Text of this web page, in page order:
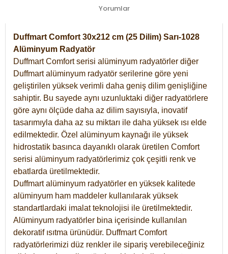
Yorumlar
Duffmart Comfort 30x212 cm (25 Dilim) Sarı-1028
Alüminyum Radyatör
Duffmart Comfort serisi alüminyum radyatörler diğer
Duffmart alüminyum radyatör serilerine göre yeni
geliştirilen yüksek verimli daha geniş dilim genişliğine
sahiptir. Bu sayede aynı uzunluktaki diğer radyatörlere
göre aynı ölçüde daha az dilim sayısıyla, inovatif
tasarımıyla daha az su miktarı ile daha yüksek ısı elde
edilmektedir. Özel alüminyum kaynağı ile yüksek
hidrostatik basınca dayanıklı olarak üretilen Comfort
serisi alüminyum radyatörlerimiz çok çeşitli renk ve
ebatlarda üretilmektedir.
Duffmart alüminyum radyatörler en yüksek kalitede
alüminyum ham maddeler kullanılarak yüksek
standartlardaki imalat teknolojisi ile üretilmektedir.
Alüminyum radyatörler bina içerisinde kullanılan
dekoratif ısıtma ürünüdür. Duffmart Comfort
radyatörlerimizi düz renkler ile sipariş verebileceğiniz